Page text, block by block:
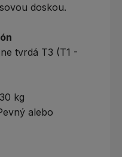
doskou.
tvrdá T3 (T1 -
kg
alebo